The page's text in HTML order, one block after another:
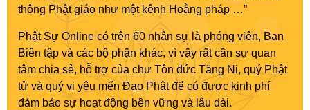
thông Phật giáo như một kênh Hoằng pháp …”
Phật Sự Online có trên 60 nhân sự là phóng viên, Ban
Biên tập và các bộ phận khác, vì vậy rất cần sự quan
tâm chia sẻ, hỗ trợ của chư Tôn đức Tăng Ni, quý Phật
tử và quý vị yêu mến Đạo Phật để có được kinh phí
đảm bảo sự hoạt động bền vững và lâu dài.